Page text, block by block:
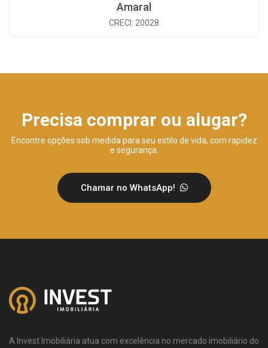
Amaral
CRECI: 20028
Precisa comprar ou alugar?
Encontre opções sob medida para seu estilo de vida, com rapidez
e segurança.
Chamar no WhatsApp!
A Invest Imobiliária atua com excelência no mercado imobiliário do